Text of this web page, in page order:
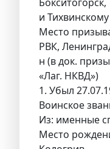
и
Место
РВК,
н (в док.
«Лаг. НКВД»)
1. Убыл
Воинское
Из: именные
Место